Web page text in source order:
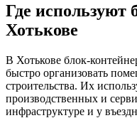
Где используют
Хотькове
В Хотькове блок-
быстро организовать
строительства. Их
производственных и
инфраструктуре и у